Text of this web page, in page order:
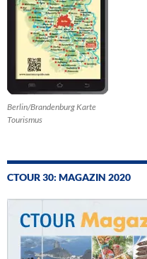
Berlin/Brandenburg Karte
Tourismus
CTOUR 30: MAGAZIN 2020